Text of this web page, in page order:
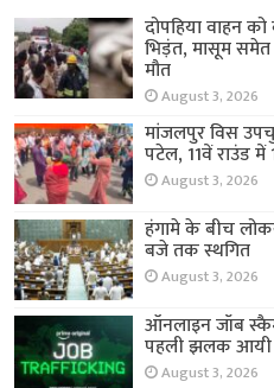
दोपहिया वाहन
भिड़ंत, मासूम समेत
मौत
August 3, 2026
मांजलपुर विस
पटेल, 11वें राउंड
August 3, 2026
हंगामे के बीच
बजे तक स्थगित
August 3, 2026
ऑनलाइन जॉब
पहली झलक आयी
August 3, 2026